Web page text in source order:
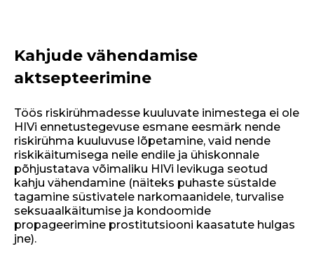
Kahjude vähendamise
aktsepteerimine
Töös riskirühmadesse kuuluvate inimestega ei ole
HIVi ennetustegevuse esmane eesmärk nende
riskirühma kuuluvuse lõpetamine, vaid nende
riskikäitumisega neile endile ja ühiskonnale
põhjustatava võimaliku HIVi levikuga seotud
kahju vähendamine (näiteks puhaste süstalde
tagamine süstivatele narkomaanidele, turvalise
seksuaalkäitumise ja kondoomide
propageerimine prostitutsiooni kaasatute hulgas
jne).